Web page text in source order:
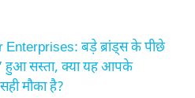
Enterprises: बड़े ब्रांड्स के पीछे
हुआ सस्ता, क्या यह आपके
मौका है?